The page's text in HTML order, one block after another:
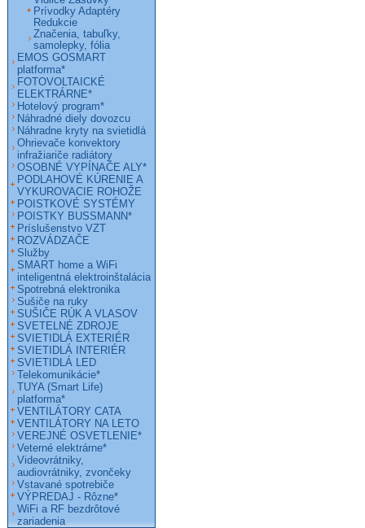
Prívodky Adaptéry
Redukcie
Značenia, tabuľky,
samolepky, fólia
EMOS GOSMART
platforma*
FOTOVOLTAICKÉ
ELEKTRÁRNE*
Hotelový program*
Náhradné diely dovozcu
Náhradne kryty na svietidlá
Ohrievače konvektory
infražiariče radiátory
OSOBNÉ VYPÍNAČE ALY*
PODLAHOVÉ KÚRENIE A
VYKUROVACIE ROHOŽE
POISTKOVÉ SYSTÉMY
POISTKY BUSSMANN*
Príslušenstvo VZT
ROZVÁDZAČE
Služby
SMART home a WiFi
inteligentná elektroinštalácia
Spotrebná elektronika
Sušiče na ruky
SUŠIČE RÚK A VLASOV
SVETELNÉ ZDROJE
SVIETIDLÁ EXTERIÉR
SVIETIDLÁ INTERIÉR
SVIETIDLÁ LED
Telekomunikácie*
TUYA (Smart Life)
platforma*
VENTILÁTORY CATA
VENTILÁTORY NA LETO
VEREJNÉ OSVETLENIE*
Veterné elektrárne*
Videovrátniky,
audiovrátniky, zvončeky
Vstavané spotrebiče
VÝPREDAJ - Rôzne*
WiFi a RF bezdrôtové
zariadenia